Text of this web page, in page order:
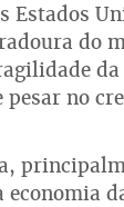
Estados
do
da
pesar no
economia